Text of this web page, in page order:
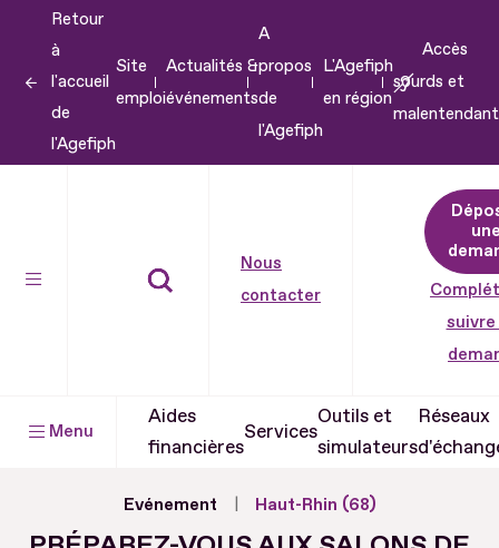
contenu
Retour
à
l'accueil
de
l'Agefiph
Site
emploi
Actualités &
événements
A
propos
de
l'Agefiph
L'Agefiph
en région
Accès
sourds et
Nous
contacter
suivre
Menu
Aides
financières
Services
Outils et
simulateurs
Réseaux
Evénement Haut-Rhin (68)